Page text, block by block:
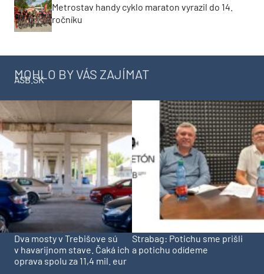
Metrostav handy cyklo maraton vyrazil do 14.
ročníku
MOHLO BY VÁS ZAJÍMAT
ASB.SK
Dva mosty v Trebišove sú
v havarijnom stave. Čaká ich
oprava spolu za 11,4 mil. eur
Strabag: Potichu sme prišli
a potichu odídeme